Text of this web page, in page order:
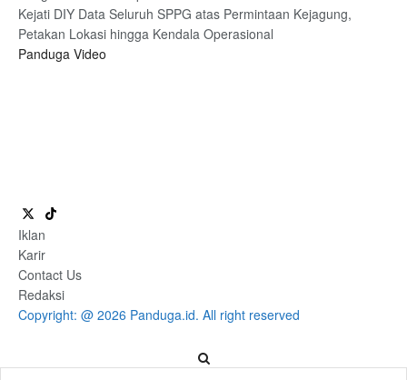
Kejati DIY Data Seluruh SPPG atas Permintaan Kejagung,
Petakan Lokasi hingga Kendala Operasional
Panduga Video
Iklan
Karir
Contact Us
Redaksi
Copyright: @ 2026 Panduga.id. All right reserved